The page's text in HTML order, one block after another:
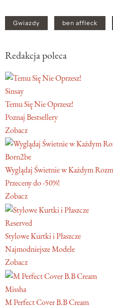
Gwiazdy ben affleck
Redakcja poleca
Sinsay
Temu Się Nie Oprzesz!
Poznaj Bestsellery
Zobacz
Born2be
Wyglądaj Świetnie w Każdym
Przeceny do -50%!
Zobacz
Reserved
Stylowe Kurtki i Płaszcze
Najmodniejsze Modele
Zobacz
Missha
M Perfect Cover B.B Cream